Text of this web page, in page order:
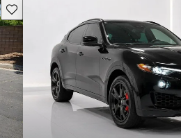
Guarda este Aviso